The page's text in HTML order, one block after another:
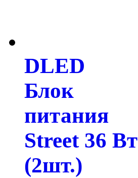
DLED
Блок
питания
Street 36 Вт
(2шт.)